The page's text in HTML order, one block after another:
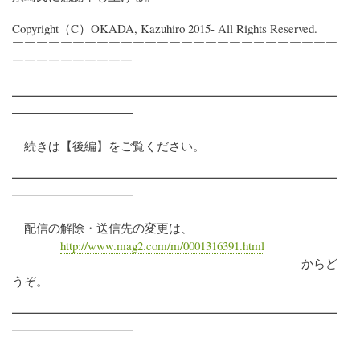
Copyright（C）OKADA, Kazuhiro 2015- All Rights Reserved.
￣￣￣￣￣￣￣￣￣￣￣￣￣￣￣￣￣￣￣￣￣￣￣￣￣￣￣
￣￣￣￣￣￣￣￣￣￣
━━━━━━━━━━━━━━━━━━━━━━━━━━━
━━━━━━━━━━
続きは【後編】をご覧ください。
━━━━━━━━━━━━━━━━━━━━━━━━━━━
━━━━━━━━━━
配信の解除・送信先の変更は、
http://www.mag2.com/m/0001316391.html
からど
うぞ。
━━━━━━━━━━━━━━━━━━━━━━━━━━━
━━━━━━━━━━